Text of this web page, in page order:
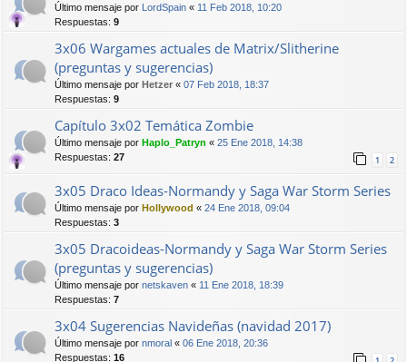
Último mensaje por LordSpain « 11 Feb 2018, 10:20
Respuestas: 9
3x06 Wargames actuales de Matrix/Slitherine
(preguntas y sugerencias)
Último mensaje por Hetzer « 07 Feb 2018, 18:37
Respuestas: 9
Capítulo 3x02 Temática Zombie
Último mensaje por Haplo_Patryn « 25 Ene 2018, 14:38
Respuestas: 27 1 2
3x05 Draco Ideas-Normandy y Saga War Storm Series
Último mensaje por Hollywood « 24 Ene 2018, 09:04
Respuestas: 3
3x05 Dracoideas-Normandy y Saga War Storm Series
(preguntas y sugerencias)
Último mensaje por netskaven « 11 Ene 2018, 18:39
Respuestas: 7
3x04 Sugerencias Navideñas (navidad 2017)
Último mensaje por nmoral « 06 Ene 2018, 20:36
Respuestas: 16